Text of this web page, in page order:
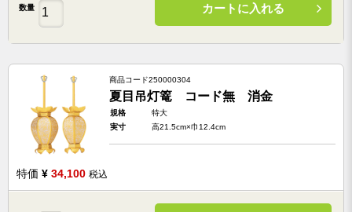
数量 カートに入れる
商品コード250000304
夏目吊灯篭 コード無 消金
規格
特大
実寸
高21.5cm×巾12.4cm
特価 ¥ 34,100 税込